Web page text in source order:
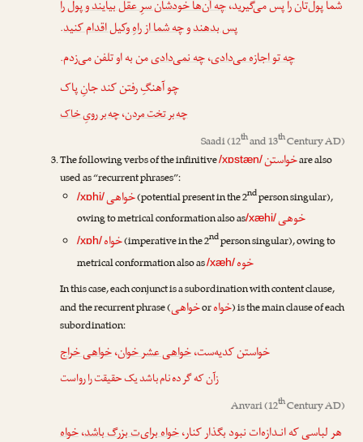
شما پول‌تان را پس می‌گیرید،چه آن‌ها خودشان سرِ عقل بیایند و پول را
پس بدهندوچه شما از راهِ وکیل اقدام کنید.
چه تو اجازه می‌دادی،چه نمی‌دادیمن به او تلفن می‌زدم.
چو آهنگِ رفتن کند جانِ پاک
چه بر تخت مردن،چه بر رویِ خاک
Saadi(12thand 13thCentury AD)
The following verbs of the infinitive/xɒstæn/خواستنare also
used as “recurrent phrases”:
/xɒhi/خواهی(potential present in the 2ndperson singular),
owing to metrical conformation also as/xæhi/خوهی
/xɒh/خواه(imperative in the 2ndperson singular), owing to
metrical conformation also as/xæh/خوه
In this case, each conjunct is a subordination with content clause,
and the recurrent phrase (خواهیorخواه) is the main clause of each
subordination:
خواستن کدیه‌ست،خواهی عشر خوان،خواهی خراج
زآن که گر ده نام باشد یک حقیقت را رواست
Anvari(12thCentury AD)
هر لباسی که انـدازه‌ات نبود بگذار کنار،خواه برای‌ت بزرگ باشد،خواه